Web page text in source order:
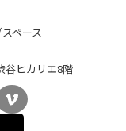
ペース
谷ヒカリエ8階